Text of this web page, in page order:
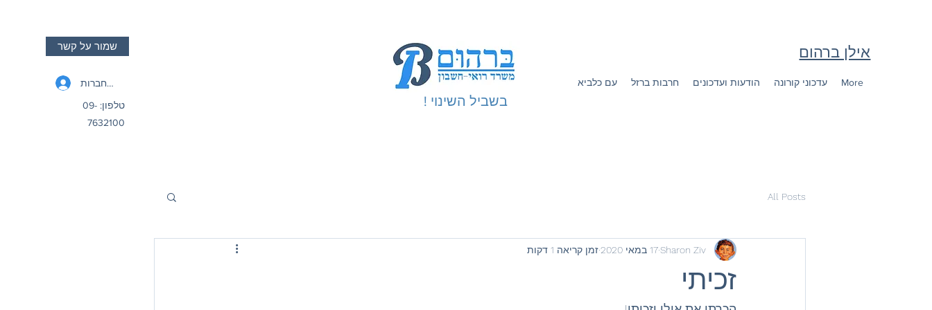
שמור על קשר
להתחברות
טלפון: 09-
7632100
בשביל השינוי !
אילן ברהום
עם כלביא חרבות ברזל הודעות ועדכונים עדכוני קורונה More
All Posts
זכיתי
Sharon Ziv17 במאי 2020 זמן קריאה 1 דקות